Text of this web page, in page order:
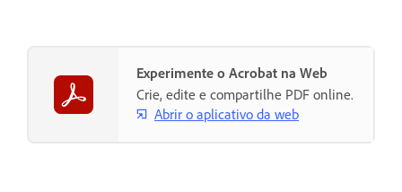
Experimente o Acrobat na Web
Crie, edite e compartilhe PDF online.
Abrir o aplicativo da web